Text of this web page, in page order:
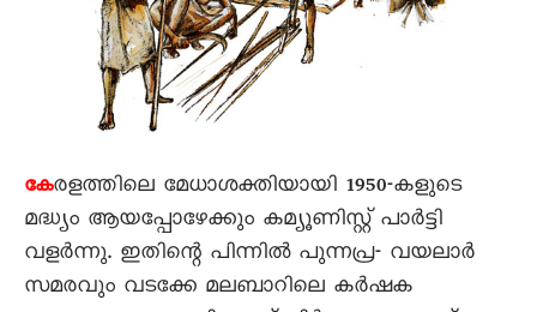
കേരളത്തിലെ മേധാശക്തിയായി 1950-കളുടെ
മദ്ധ്യം ആയപ്പോഴേക്കും കമ്യൂണിസ്റ്റ് പാർട്ടി
വളർന്നു. ഇതിന്റെ പിന്നിൽ പുന്നപ്ര- വയലാർ
സമരവും വടക്കേ മലബാറിലെ കർഷക